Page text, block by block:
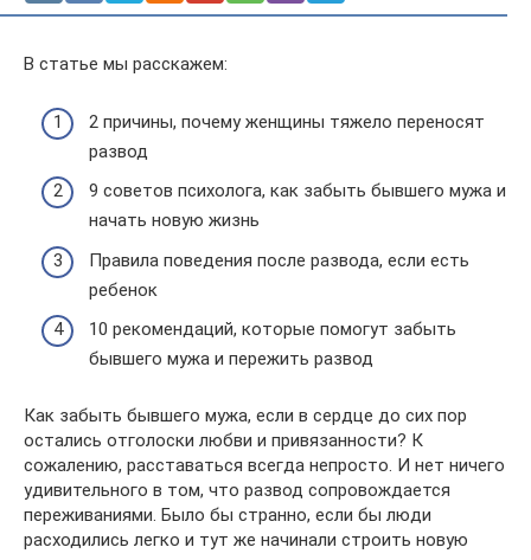
В статье мы расскажем:
2 причины, почему женщины тяжело переносят
развод
9 советов психолога, как забыть бывшего мужа и
начать новую жизнь
Правила поведения после развода, если есть
ребенок
10 рекомендаций, которые помогут забыть
бывшего мужа и пережить развод
Как забыть бывшего мужа, если в сердце до сих пор
остались отголоски любви и привязанности? К
сожалению, расставаться всегда непросто. И нет ничего
удивительного в том, что развод сопровождается
переживаниями. Было бы странно, если бы люди
расходились легко и тут же начинали строить новую